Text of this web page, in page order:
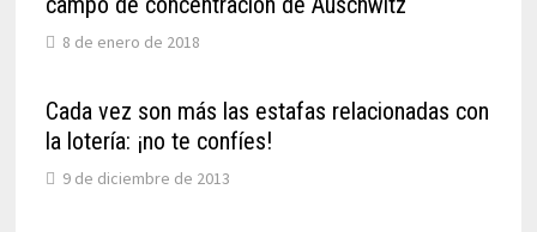
8 de enero de 2018
Cada vez son más las estafas relacionadas con
la lotería: ¡no te confíes!
9 de diciembre de 2013